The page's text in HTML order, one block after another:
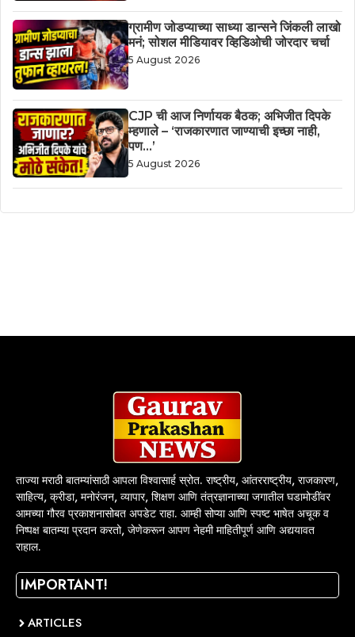
ग्रामीण जोडप्याच्या साध्या डान्सने जिंकली लाखो
मनं; सोशल मीडियावर व्हिडिओची जोरदार चर्चा
5 August 2026
CJP ची आज निर्णायक बैठक; अभिजीत दिपके
म्हणाले – ‘राजकारणात जाण्याची इच्छा नाही,
पण…’
5 August 2026
ताज्या मराठी बातम्यांसाठी आपला विश्वासार्ह स्रोत. राष्ट्रीय, आंतरराष्ट्रीय, राजकारण,
साहित्य, क्रीडा, मनोरंजन, व्यापार, शिक्षण आणि तंत्रज्ञानाच्या जगातील घडामोडींवर
आमच्या गौरव प्रकाशनासोबत अपडेट राहा. आम्ही सोप्या आणि स्पष्ट भाषेत अचूक व
निष्पक्ष बातम्या प्रदान करतो, जेणेकरून आपण नेहमी माहितीपूर्ण आणि अद्ययावत
राहाल.
IMPORTANT!
ARTICLES